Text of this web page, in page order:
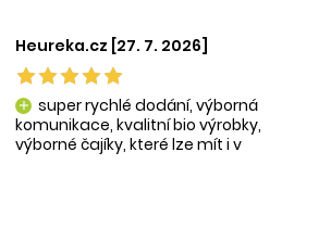
Heureka.cz [27. 7. 2026]
add super rychlé dodání, výborná
komunikace, kvalitní bio výrobky,
výborné čajíky, které lze mít i v